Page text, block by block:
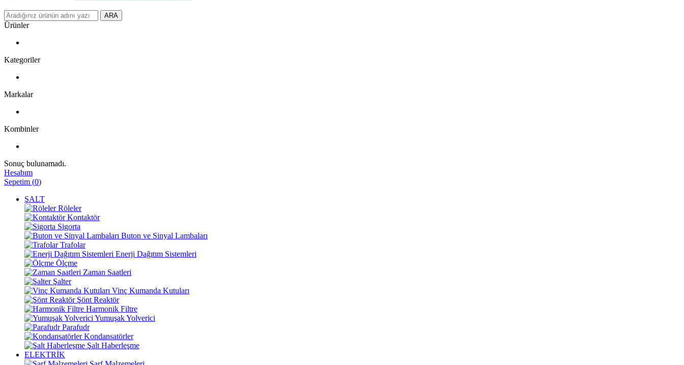
ARA
Ürünler
Kategoriler
Markalar
Kombinler
Sonuç bulunamadı.
Hesabım
Sepetim (0)
ŞALT
Röleler
Kontaktör
Sigorta
Buton ve Sinyal Lambaları
Trafolar
Enerji Dağıtım Sistemleri
Ölçme
Zaman Saatleri
Şalter
Vinç Kumanda Kutuları
Şönt Reaktör
Harmonik Filtre
Yumuşak Yolverici
Parafudr
Kondansatörler
Şalt Haberleşme
ELEKTRİK